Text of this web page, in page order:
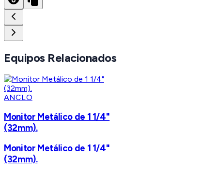
Equipos Relacionados
ANCLO
Monitor Metálico de 1 1/4"
(32mm).
Monitor Metálico de 1 1/4"
(32mm).